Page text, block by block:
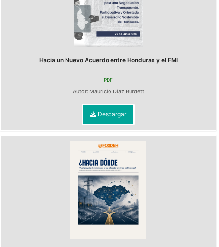
Hacia un Nuevo Acuerdo entre Honduras y el FMI
PDF
Autor: Mauricio Díaz Burdett
Descargar